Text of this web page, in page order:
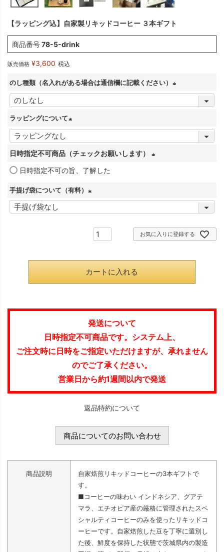
【ラッピング込】自家製リキッドコーヒー ３本ギフト
商品番号78-5-drink
販売価格 ¥3,600 税込
のし種類（名入れがある場合は通信欄に記載ください）
ラッピングについて
須
)
日時指定不可商品（チェックお願いします）
日時指定不可の旨、了解した
手提げ袋について（有料）
お気に入りに登録する
カートに入れる
発送について
日時指定不可商品です。システム上、
ご注文時に日時をご指定いただけますが、承れません
のでご了承ください。
営業日から約1週間以内で発送
返品特約について
商品についてのお問い合わせ
商品説明
自家焙煎リキッドコーヒーの3本ギフトで
す。
■コーヒーの味わい インドネシア、グアテ
マラ、エチオピア産の厳格に管理されたスペ
シャルティコーヒーのみを使ったリキッドコ
ーヒーです。自家焙煎した豆を丁寧に選別し
た後、鮮度を保持した状態で茨城県内の製造